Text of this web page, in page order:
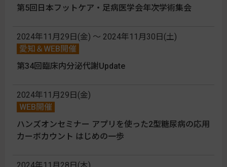
第5回日本フットケア・足病医学会年次学術集会
2024年11月29日(金) 〜 2024年11月30日(土)
愛知＆WEB開催
第34回臨床内分泌代謝Update
2024年11月29日(金)
WEB開催
ハンズオンセミナー アプリを使った2型糖尿病の応用
カーボカウント はじめの一歩